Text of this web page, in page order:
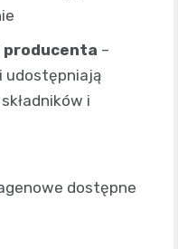
producenta –
udostępniają
i
dostępne